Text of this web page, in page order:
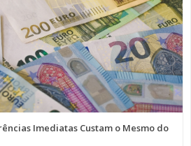
Imediatas Custam o Mesmo do